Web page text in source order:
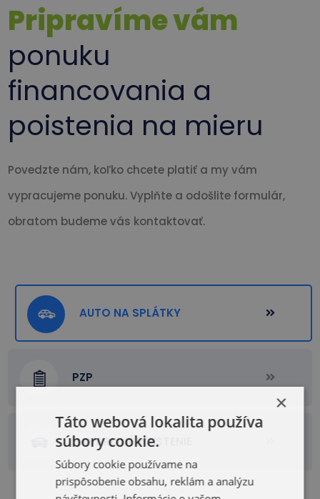
Pripravíme vám
ponuku
financovania a
poistenia na mieru
Povedzte nám, koľko chcete platiť a my vám
vypracujeme ponuku. Vyplňte a odošlite formulár,
obratom budeme vás kontaktovať.
AUTO NA SPLÁTKY
PZP
HAVARIJNÉ POISTENIE
×
Táto webová lokalita používa
súbory cookie.
Súbory cookie používame na
prispôsobenie obsahu, reklám a analýzu